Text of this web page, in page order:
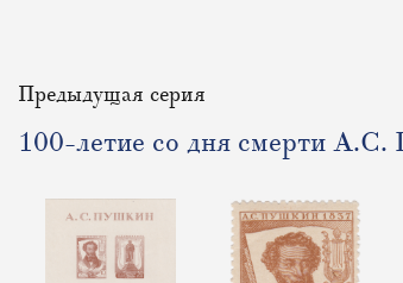
Предыдущая серия
100-летие со дня смерти